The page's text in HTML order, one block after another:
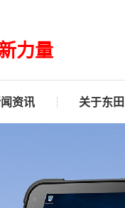
力量
资讯 关于东田